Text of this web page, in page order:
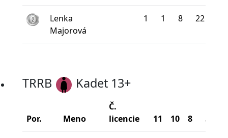
Lenka
Majorová
1 1 8 22
TRRB Kadet 13+
Por. Meno
Č.
licencie
11 10 8 5